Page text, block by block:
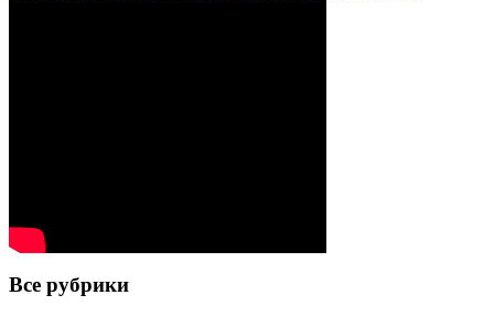
Все рубрики